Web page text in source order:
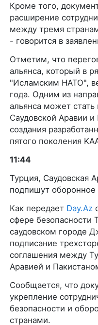
Кроме того,
расширение
между тремя
- говорится в
Отметим, что
альянса, который в
"Исламским НАТО",
года. Одним из
альянса может
Саудовской Аравии
создания
пятого поколения
11:44
Турция, Саудовская
подпишут оборонное
Как передает Day.Az
сфере безопасности
саудовском городе
подписание
соглашения между
Аравией и
Сообщается, что
укрепление
безопасности и
странами.